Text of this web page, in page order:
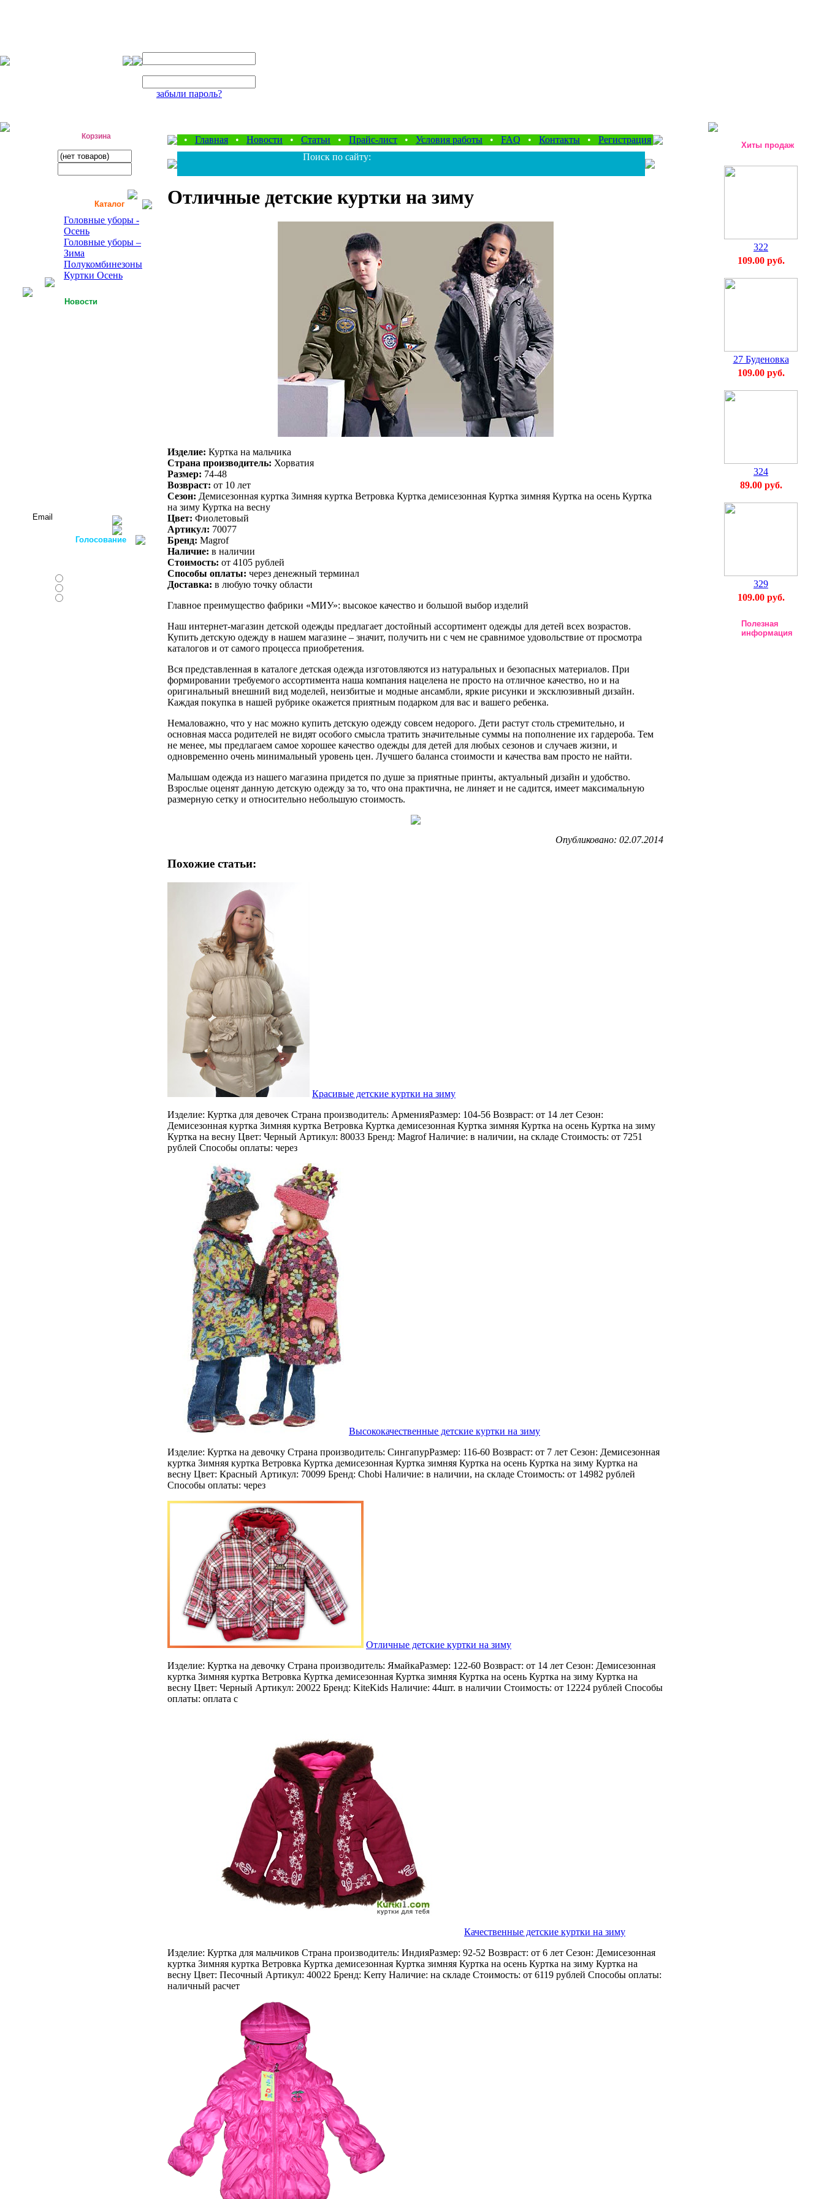
забыли пароль?
Корзина
Каталог
Головные уборы -
Осень
Головные уборы –
Зима
Полукомбинезоны
Куртки Осень
Новости
Голосование
• Главная • Новости • Статьи • Прайс-лист • Условия работы • FAQ • Контакты • Регистрация
Поиск по сайту:
Отличные детские куртки на зиму
Изделие: Куртка на мальчика
Страна производитель: Хорватия
Размер: 74-48
Возвраст: от 10 лет
Сезон: Демисезонная куртка Зимняя куртка Ветровка Куртка демисезонная Куртка зимняя Куртка на осень Куртка
на зиму Куртка на весну
Цвет: Фиолетовый
Артикул: 70077
Бренд: Magrof
Наличие: в наличии
Стоимость: от 4105 рублей
Способы оплаты: через денежный терминал
Доставка: в любую точку области
Главное преимущество фабрики «МИУ»: высокое качество и большой выбор изделий
Наш интернет-магазин детской одежды предлагает достойный ассортимент одежды для детей всех возрастов.
Купить детскую одежду в нашем магазине – значит, получить ни с чем не сравнимое удовольствие от просмотра
каталогов и от самого процесса приобретения.
Вся представленная в каталоге детская одежда изготовляются из натуральных и безопасных материалов. При
формировании требуемого ассортимента наша компания нацелена не просто на отличное качество, но и на
оригинальный внешний вид моделей, неизбитые и модные ансамбли, яркие рисунки и эксклюзивный дизайн.
Каждая покупка в нашей рубрике окажется приятным подарком для вас и вашего ребенка.
Немаловажно, что у нас можно купить детскую одежду совсем недорого. Дети растут столь стремительно, и
основная масса родителей не видят особого смысла тратить значительные суммы на пополнение их гардероба. Тем
не менее, мы предлагаем самое хорошее качество одежды для детей для любых сезонов и случаев жизни, и
одновременно очень минимальный уровень цен. Лучшего баланса стоимости и качества вам просто не найти.
Малышам одежда из нашего магазина придется по душе за приятные принты, актуальный дизайн и удобство.
Взрослые оценят данную детскую одежду за то, что она практична, не линяет и не садится, имеет максимальную
размерную сетку и относительно небольшую стоимость.
Опубликовано: 02.07.2014
Похожие статьи:
Красивые детские куртки на зиму
Изделие: Куртка для девочек Страна производитель: АрменияРазмер: 104-56 Возвраст: от 14 лет Сезон:
Демисезонная куртка Зимняя куртка Ветровка Куртка демисезонная Куртка зимняя Куртка на осень Куртка на зиму
Куртка на весну Цвет: Черный Артикул: 80033 Бренд: Magrof Наличие: в наличии, на складе Стоимость: от 7251
рублей Способы оплаты: через
Высококачественные детские куртки на зиму
Изделие: Куртка на девочку Страна производитель: СингапурРазмер: 116-60 Возвраст: от 7 лет Сезон: Демисезонная
куртка Зимняя куртка Ветровка Куртка демисезонная Куртка зимняя Куртка на осень Куртка на зиму Куртка на
весну Цвет: Красный Артикул: 70099 Бренд: Chobi Наличие: в наличии, на складе Стоимость: от 14982 рублей
Способы оплаты: через
Отличные детские куртки на зиму
Изделие: Куртка на девочку Страна производитель: ЯмайкаРазмер: 122-60 Возвраст: от 14 лет Сезон: Демисезонная
куртка Зимняя куртка Ветровка Куртка демисезонная Куртка зимняя Куртка на осень Куртка на зиму Куртка на
весну Цвет: Черный Артикул: 20022 Бренд: KiteKids Наличие: 44шт. в наличии Стоимость: от 12224 рублей Способы
оплаты: оплата с
Качественные детские куртки на зиму
Изделие: Куртка для мальчиков Страна производитель: ИндияРазмер: 92-52 Возвраст: от 6 лет Сезон: Демисезонная
куртка Зимняя куртка Ветровка Куртка демисезонная Куртка зимняя Куртка на осень Куртка на зиму Куртка на
весну Цвет: Песочный Артикул: 40022 Бренд: Kerry Наличие: на складе Стоимость: от 6119 рублей Способы оплаты:
наличный расчет
Хиты продаж
322
109.00 руб.
27 Буденовка
109.00 руб.
324
89.00 руб.
329
109.00 руб.
Полезная
информация